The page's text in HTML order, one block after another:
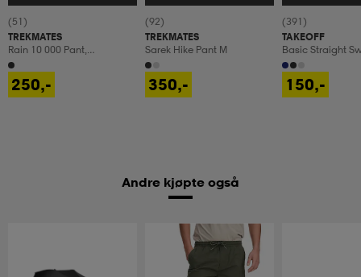
(51)
TREKMATES
Rain 10 000 Pant,
Regnbukser, Herre
250,-
(92)
TREKMATES
Sarek Hike Pant M
350,-
(391)
TAKEOFF
Basic Straight
150,-
Andre kjøpte også